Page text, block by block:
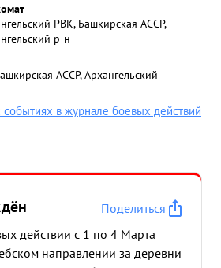
РВК, Башкирская АССР,
р-н
АССР, Архангельский
событиях в журнале боевых действий
Поделиться
действии с 1 по 4 Марта
направлении за деревни